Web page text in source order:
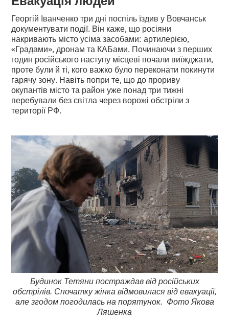
Георгій Іванченко три дні поспіль їздив у Вовчанськ
документувати події. Він каже, що росіяни
накривають місто усіма засобами: артилерією,
«Градами», дронам та КАБами. Починаючи з перших
годин російського наступу місцеві почали виїжджати,
проте були й ті, кого важко було переконати покинути
гарячу зону. Навіть попри те, що до прориву
окупантів місто та район уже понад три тижні
перебували без світла через ворожі обстріли з
території РФ.
Будинок Тетяни постраждав від російських
обстрілів. Спочатку жінка відмовилася від евакуації,
але згодом погодилась на порятунок. Фото Якова
Ляшенка